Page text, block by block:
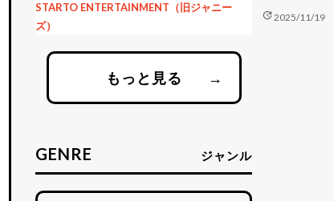
STARTO ENTERTAINMENT（旧ジャニー
ズ）
update2025/11/19
もっと見る →
GENRE ジャンル